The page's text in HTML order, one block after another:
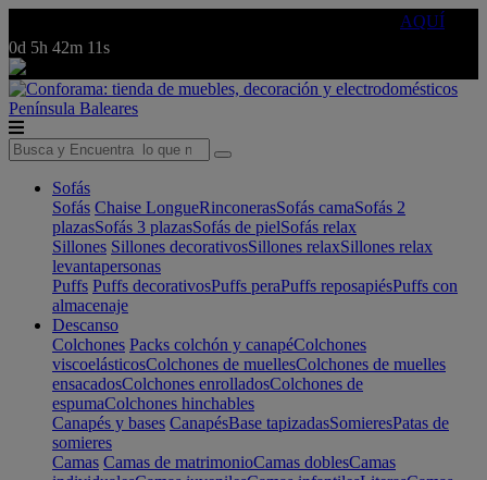
AQUÍ
0d 5h 42m 11s
Península Baleares
Sofás
Sofás Chaise LongueRinconerasSofás camaSofás 2
plazasSofás 3 plazasSofás de pielSofás relax
Sillones Sillones decorativosSillones relaxSillones relax
levantapersonas
Puffs Puffs decorativosPuffs peraPuffs reposapiésPuffs con
almacenaje
Descanso
Colchones Packs colchón y canapéColchones
viscoelásticosColchones de muellesColchones de muelles
ensacadosColchones enrolladosColchones de
espumaColchones hinchables
Canapés y bases CanapésBase tapizadasSomieresPatas de
somieres
Camas Camas de matrimonioCamas doblesCamas